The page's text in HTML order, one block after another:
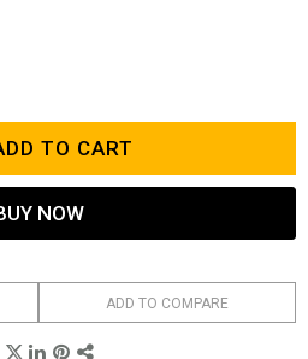
TO CART
NOW
ADD TO COMPARE